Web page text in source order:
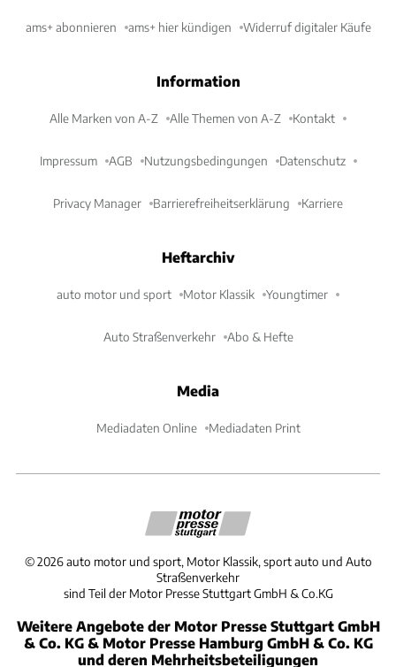
ams+ abonnieren ams+ hier kündigen Widerruf digitaler Käufe
Information
Alle Marken von A-Z Alle Themen von A-Z Kontakt
Impressum AGB Nutzungsbedingungen Datenschutz
Privacy Manager Barrierefreiheitserklärung Karriere
Heftarchiv
auto motor und sport Motor Klassik Youngtimer
Auto Straßenverkehr Abo & Hefte
Media
Mediadaten Online Mediadaten Print
©2026 auto motor und sport, Motor Klassik, sport auto und Auto
Straßenverkehr
sind Teil der Motor Presse Stuttgart GmbH & Co.KG
Weitere Angebote der Motor Presse Stuttgart GmbH
& Co. KG & Motor Presse Hamburg GmbH & Co. KG
und deren Mehrheitsbeteiligungen